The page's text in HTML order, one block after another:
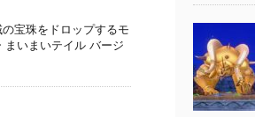
宝珠をドロップするモ
まいまいテイル バージ